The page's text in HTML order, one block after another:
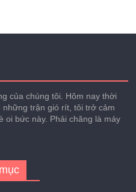
của chúng tôi. Hôm nay thời
trận gió rít, tôi trở cảm
oi bức này. Phải chăng là máy